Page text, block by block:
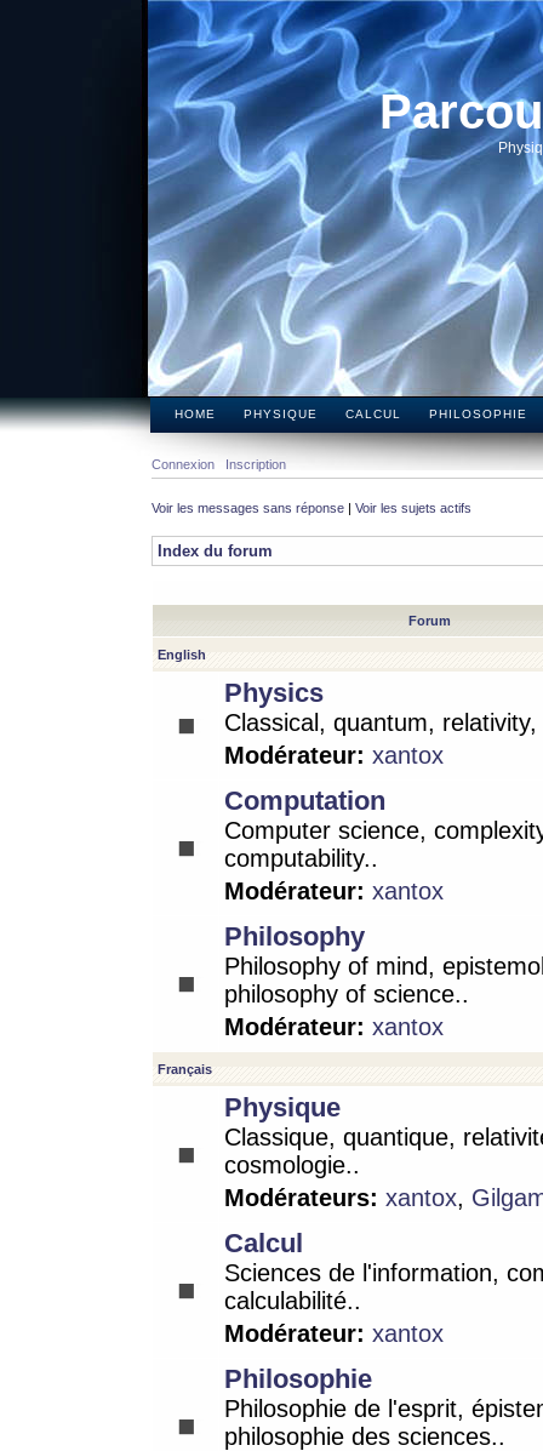
HOME PHYSIQUE CALCUL PHILOSOPHIE
Connexion Inscription
Voir les messages sans réponse | Voir les sujets actifs
Index du forum
Forum
English
Physics
Classical, quantum,
Modérateur: xantox
Computation
Computer science,
computability..
Modérateur: xantox
Philosophy
Philosophy of mind,
philosophy of science..
Modérateur: xantox
Français
Physique
Classique, quantique,
cosmologie..
Modérateurs: xantox,
Calcul
Sciences de l'information,
calculabilité..
Modérateur: xantox
Philosophie
Philosophie de l'esprit,
philosophie des sciences..